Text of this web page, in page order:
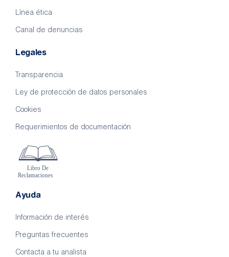
Línea ética
Canal de denuncias
Legales
Transparencia
Ley de protección de datos personales
Cookies
Requerimientos de documentación
Ayuda
Información de interés
Preguntas frecuentes
Contacta a tu analista